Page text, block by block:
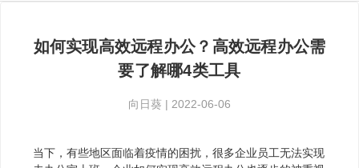
如何实现高效远程办公？高效远程办公需
要了解哪4类工具
向日葵 | 2022-06-06
当下，有些地区面临着疫情的困扰，很多企业员工无法实现